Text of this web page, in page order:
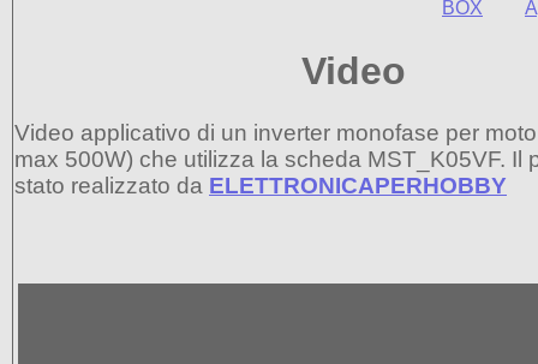
BOX
Video
Video applicativo di un inverter monofase per
max 500W) che utilizza la scheda MST_K05VF. Il
stato realizzato da ELETTRONICAPERHOBBY